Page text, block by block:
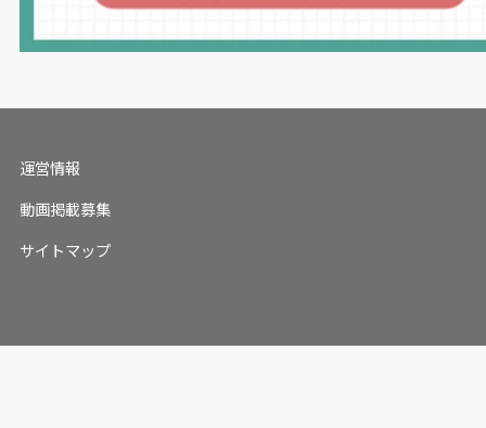
運営情報
動画掲載募集
サイトマップ